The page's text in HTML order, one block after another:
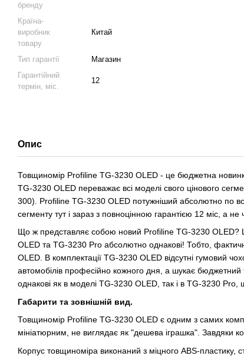
бренду
Країна-
виробник
товару
Китай
Тип гарантії
Магазин
Гарантійний
термін, міс.
12
Опис
Товщиномір Profiline TG-3230 OLED - це бюджетна
TG-3230 OLED переважає всі моделі свого цінового
300). Profiline TG-3230 OLED потужніший абсолютно по
сегменту тут і зараз з повноцінною гарантією 12 міс, а не
Що ж представляє собою новий Profiline TG-3230
OLED та TG-3230 Pro абсолютно однакові! Тобто,
OLED. В комплектації TG-3230 OLED відсутні гумовий
автомобілів професійно кожного дня, а шукає
однакові як в моделі TG-3230 OLED, так і в TG-3230
Габарити та зовнішній вид.
Товщиномір Profiline TG-3230 OLED є одним з самих
мініатюрним, не виглядає як "дешева іграшка". Завдяки
Корпус товщиноміра виконаний з міцного ABS-пластику,